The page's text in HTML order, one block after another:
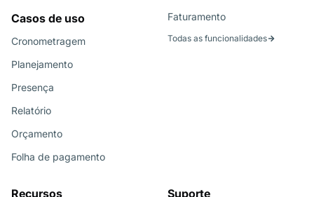
Casos de uso
Cronometragem
Planejamento
Presença
Relatório
Orçamento
Folha de pagamento
Faturamento
Todas as funcionalidades
Recursos Suporte